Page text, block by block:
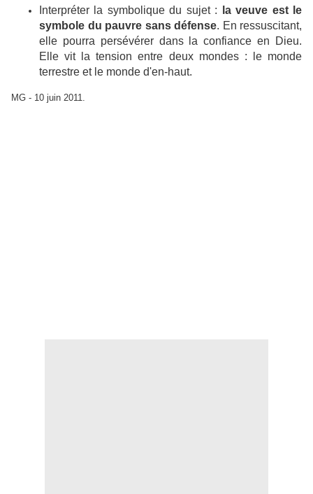
Interpréter la symbolique du sujet :
la veuve est le
symbole du pauvre sans défense. En ressuscitant,
elle pourra persévérer dans la confiance en Dieu.
Elle vit la tension entre deux mondes : le monde
terrestre et le monde d'en-haut.
MG - 10 juin 2011.